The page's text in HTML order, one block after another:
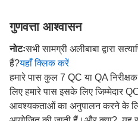
गुणवत्ता आश्वासन
नोटःसभी सामग्री अलीबाबा द्वारा
हैं?यहाँ क्लिक करें
हमारे पास कुल 7 QC या QA
लिए हमारे पास इसके लिए जिम्मेदार
आवश्यकताओं का अनुपालन करने के